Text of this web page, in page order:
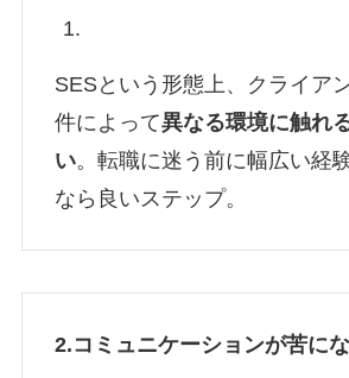
SESという形態上、クライア
件によって異なる環境に触れ
い。転職に迷う前に幅広い経
なら良いステップ。
2.コミュニケーションが苦に